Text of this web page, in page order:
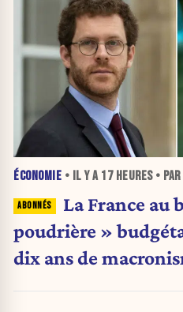
ÉCONOMIE • IL Y A 17 HEURES• PAR
La France au
poudrière »
dix ans de